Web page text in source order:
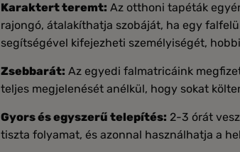
Karaktert teremt: Az otthoni tapéták
rajongó, átalakíthatja szobáját, ha egy
segítségével kifejezheti személyiségét,
Zsebbarát: Az egyedi falmatricáink
teljes megjelenését anélkül, hogy sokat
Gyors és egyszerű telepítés: 2-3 órát
tiszta folyamat, és azonnal használhatja a